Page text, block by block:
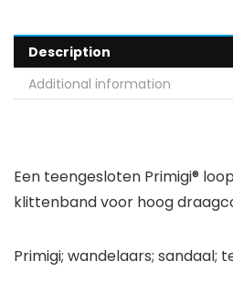
Description
Additional information
Een teengesloten Primigi®
klittenband voor hoog
Primigi; wandelaars; sandaal;